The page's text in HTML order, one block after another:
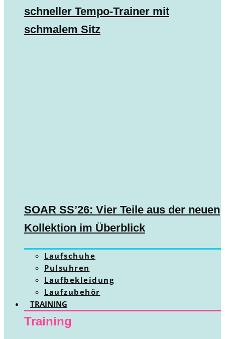
schneller Tempo-Trainer mit
schmalem Sitz
SOAR SS’26: Vier Teile aus der neuen
Kollektion im Überblick
Laufschuhe
Pulsuhren
Laufbekleidung
Laufzubehör
TRAINING
Training